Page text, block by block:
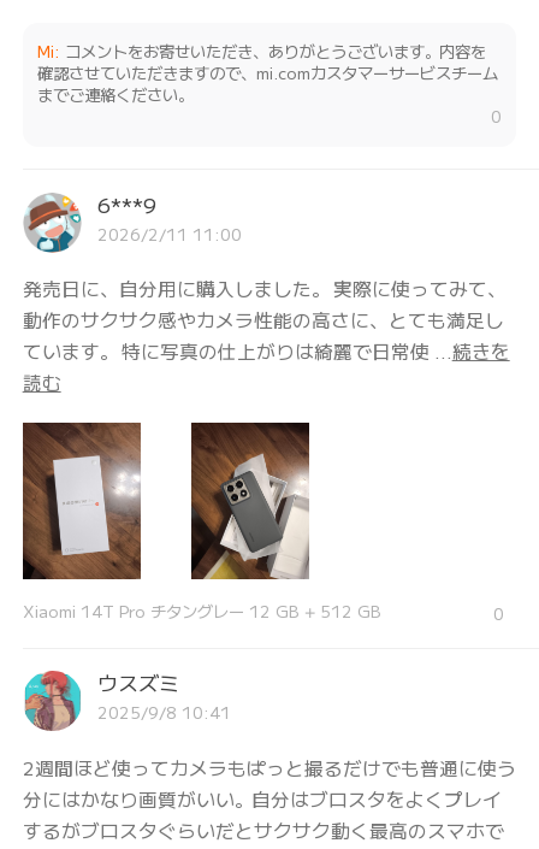
Mi: コメントをお寄せいただき、ありがとうございます。内容を
確認させていただきますので、mi.comカスタマーサービスチーム
までご連絡ください。
0
6***9
2026/2/11 11:00
発売日に、自分用に購入しました。 実際に使ってみて、
動作のサクサク感やカメラ性能の高さに、とても満足し
ています。 特に写真の仕上がりは綺麗で日常使 ... 続きを
読む
Xiaomi 14T Pro チタングレー 12 GB + 512 GB 0
ウスズミ
2025/9/8 10:41
2週間ほど使ってカメラもぱっと撮るだけでも普通に使う
分にはかなり画質がいい。自分はブロスタをよくプレイ
するがブロスタぐらいだとサクサク動く最高のスマホで